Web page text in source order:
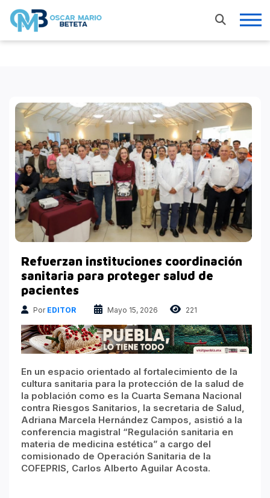
Refuerzan instituciones coordinación
sanitaria para proteger salud de
pacientes
Por EDITOR Mayo 15, 2026 221
En un espacio orientado al fortalecimiento de la
cultura sanitaria para la protección de la salud de
la población como es la Cuarta Semana Nacional
contra Riesgos Sanitarios, la secretaria de Salud,
Adriana Marcela Hernández Campos, asistió a la
conferencia magistral “Regulación sanitaria en
materia de medicina estética” a cargo del
comisionado de Operación Sanitaria de la
COFEPRIS, Carlos Alberto Aguilar Acosta.
Nacional
En los tiempos de la radio
Entrevistas
Internacional
Deportes
Columnas invitadas
Atrapados en las Redes
Columnas Político Financieras
Principales medios
Nacional